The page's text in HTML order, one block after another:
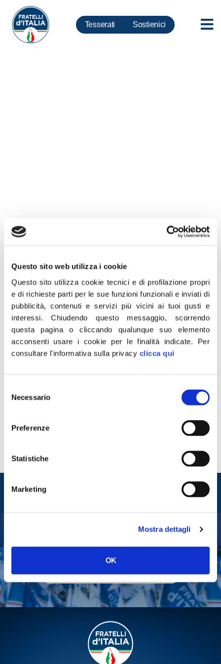
Questo sito web utilizza i cookie
Questo sito utilizza cookie tecnici e di profilazione propri
e di richieste parti per le sue funzioni funzionali e inviati di
pubblicità, contenuti e servizi più vicini ai tuoi gusti e
interessi.Chiudendo questo messaggio, scorrendo
questa pagina o cliccando qualunque suo elemento
acconsenti usare i cookie per le finalità indicate. Per
consultare l'informativa sulla privacy clicca qui
delNecessario
Preferenze
Statistiche
Marketing
Mostra dettagli
OK
Tesserati Sostienici
24 Luglio 2018
«Oltre 50 morti e migliaia di sfollati per
l’emergenza incendi ad Atene. Siamo vicini
al popolo greco in questo momento
drammatico».
È quanto ha scritto su Facebook il
CONDIVIDI
Tesserati
Fai una donazione
Leggi la Gazzetta Tricolore